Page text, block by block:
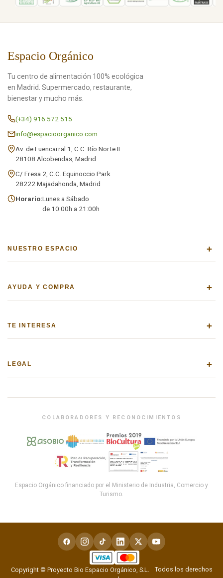
Espacio Orgánico
Tu centro de alimentación 100% ecológica
en Madrid. Supermercado, restaurante,
bienestar y mucho más.
(+34) 916 572 515
info@espacioorganico.com
Av. de Fuencarral 1, C.C. Río Norte II
28108 Alcobendas, Madrid
C/ Fresa 2, C.C. Equinoccio Park
28222 Majadahonda, Madrid
Horario:Lunes a Sábado
de 10:00h a 21:00h
NUESTRO ESPACIO +
AYUDA Y COMPRA +
TE INTERESA +
LEGAL +
COLABORADORES Y RECONOCIMIENTOS
Espacio Orgánico financiado por el Ministerio de Industria, Comercio y
Turismo.
Copyright © Proyecto Bio Espacio Orgánico, S.L.
Todos los derechos